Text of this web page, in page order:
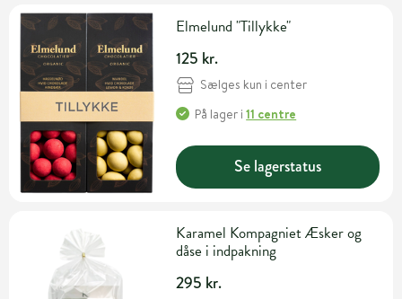
Elmelund "Tillykke"
125 kr.
Sælges kun i center
På lager i11 centre
Se lagerstatus
Karamel Kompagniet Æsker og
dåse i indpakning
295 kr.